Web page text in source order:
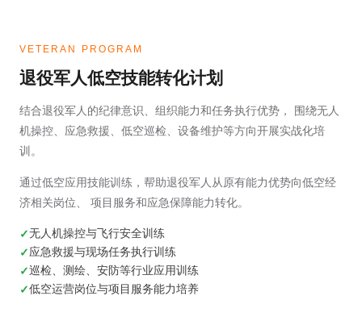
VETERAN PROGRAM
退役军人低空技能转化计划
结合退役军人的纪律意识、组织能力和任务执行优势， 围绕无人
机操控、应急救援、低空巡检、设备维护等方向开展实战化培
训。
通过低空应用技能训练，帮助退役军人从原有能力优势向低空经
济相关岗位、 项目服务和应急保障能力转化。
无人机操控与飞行安全训练
应急救援与现场任务执行训练
巡检、测绘、安防等行业应用训练
低空运营岗位与项目服务能力培养